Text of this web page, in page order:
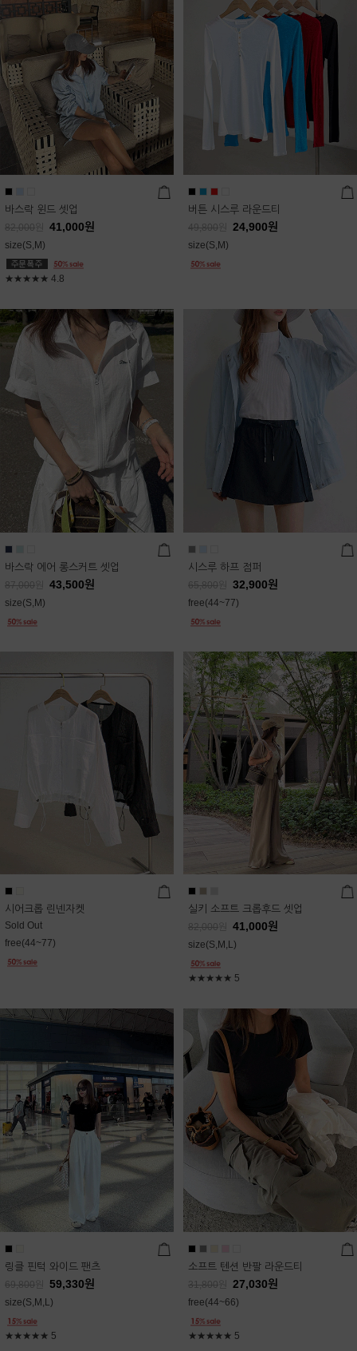
바스락 윈드 셋업
82,000 41,000원
size(S,M)
★★★★★ 4.8
버튼 시스루 라운드티
49,800 24,900원
size(S,M)
바스락 에어 롱스커트 셋업
87,000 43,500원
size(S,M)
시스루 하프 점퍼
65,800 32,900원
free(44~77)
시어크롭 린넨자켓
Sold Out
free(44~77)
실키 소프트 크롭후드 셋업
82,000 41,000원
size(S,M,L)
★★★★★ 5
링클 핀턱 와이드 팬츠
69,800 59,330원
size(S,M,L)
★★★★★ 5
소프트 텐션 반팔 라운드티
31,800 27,030원
free(44~66)
★★★★★ 5